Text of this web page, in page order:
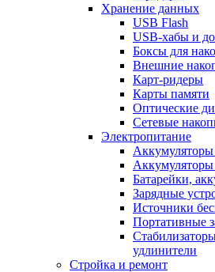
Хранение данных
USB Flash
USB-хабы и
Боксы для
Внешние
Карт-ридеры
Карты памяти
Оптические
Сетевые
Электропитание
Аккумуляторы
Батарейки,
Зарядные
Источники
Портативные
удлинители
Стройка и ремонт